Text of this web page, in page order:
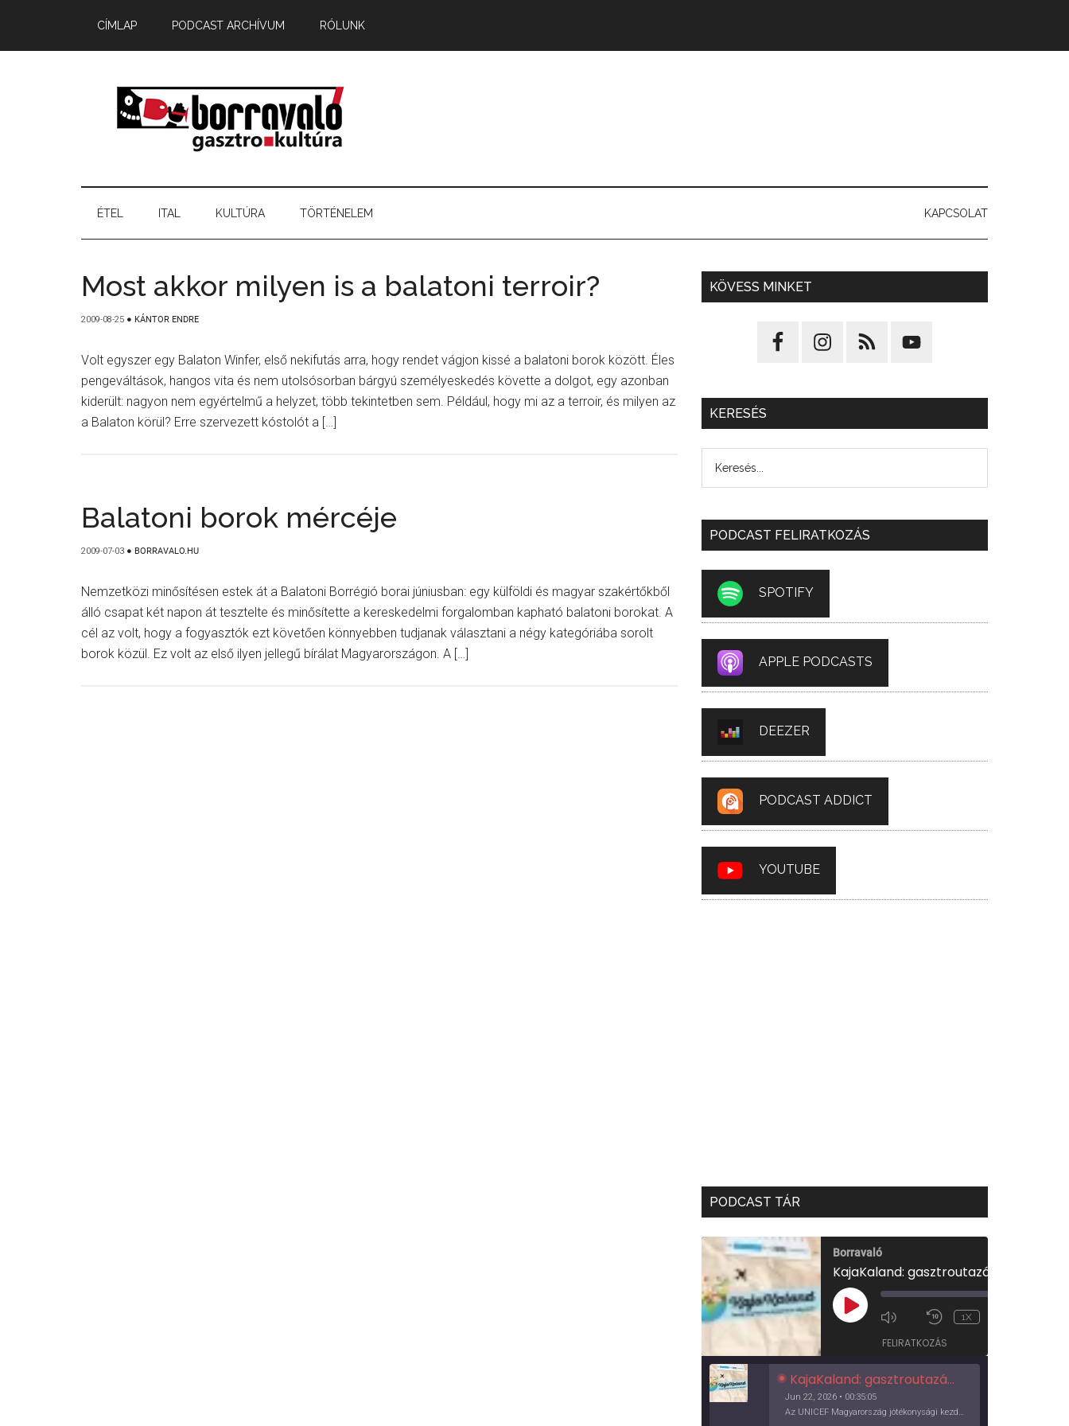
CÍMLAP PODCAST ARCHÍVUM RÓLUNK
ÉTEL ITAL KULTÚRA TÖRTÉNELEM KAPCSOLAT
Most akkor milyen is a balatoni terroir?
2009-08-25 ● KÁNTOR ENDRE
Volt egyszer egy Balaton Winfer, első nekifutás arra, hogy rendet vágjon kissé a balatoni borok között. Éles
pengeváltások, hangos vita és nem utolsósorban bárgyú személyeskedés követte a dolgot, egy azonban
kiderült: nagyon nem egyértelmű a helyzet, több tekintetben sem. Például, hogy mi az a terroir, és milyen az
a Balaton körül? Erre szervezett kóstolót a […]
Balatoni borok mércéje
2009-07-03 ● BORRAVALO.HU
Nemzetközi minősítésen estek át a Balatoni Borrégió borai júniusban: egy külföldi és magyar szakértőkből
álló csapat két napon át tesztelte és minősítette a kereskedelmi forgalomban kapható balatoni borokat. A
cél az volt, hogy a fogyasztók ezt követően könnyebben tudjanak választani a négy kategóriába sorolt
borok közül. Ez volt az első ilyen jellegű bírálat Magyarországon. A […]
KÖVESS MINKET
KERESÉS
PODCAST FELIRATKOZÁS
SPOTIFY
APPLE PODCASTS
DEEZER
PODCAST ADDICT
YOUTUBE
PODCAST TÁR
Borravaló
PLAY
EPISODE
1X
FELIRATKOZÁS
KajaKaland: gasztroutazás a föld körül
Jun 22, 2026 • 00:35:05
Az UNICEF Magyarország jótékonysági kezdeményezése izgalmas, egész éves világkörüli ízutazásra hív, igazi családi program és gasztroedukáció, illetve segítség a rászorulóknak is egyben.